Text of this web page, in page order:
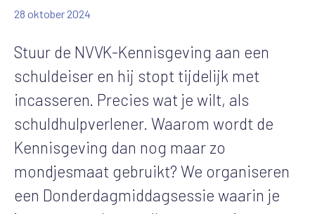
28 oktober 2024
Stuur de NVVK-Kennisgeving aan een
schuldeiser en hij stopt tijdelijk met
incasseren. Precies wat je wilt, als
schuldhulpverlener. Waarom wordt de
Kennisgeving dan nog maar zo
mondjesmaat gebruikt? We organiseren
een Donderdagmiddagsessie waarin je